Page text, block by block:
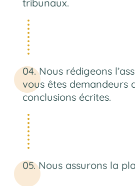
tribunaux.
Nous rédigeons
vous êtes demandeurs
conclusions écrites.
Nous assurons la